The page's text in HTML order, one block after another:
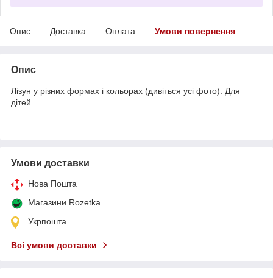
Опис Доставка Оплата Умови повернення
Опис
Лізун у різних формах і кольорах (дивіться усі фото). Для
дітей.
Умови доставки
Нова Пошта
Магазини Rozetka
Укрпошта
Всі умови доставки